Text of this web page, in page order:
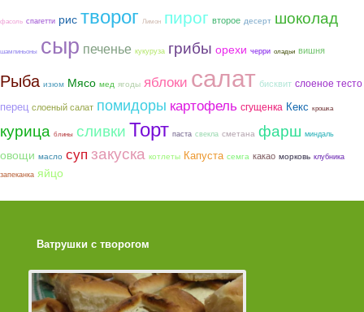
фасоль спагетти рис творог Лимон пирог второе десерт шоколад
шампиньоны сыр печенье кукуруза грибы орехи черри оладьи вишня
Рыба изюм Мясо мед ягоды яблоки салат бисквит слоеное тесто
перец слоеный салат помидоры картофель сгущенка Кекс крошка
курица блины сливкиТорт паста свекла сметана фарш миндаль
овощи масло суп закуска котлеты Капуста семга какао морковь клубника
запеканка яйцо
Ватрушки с творогом